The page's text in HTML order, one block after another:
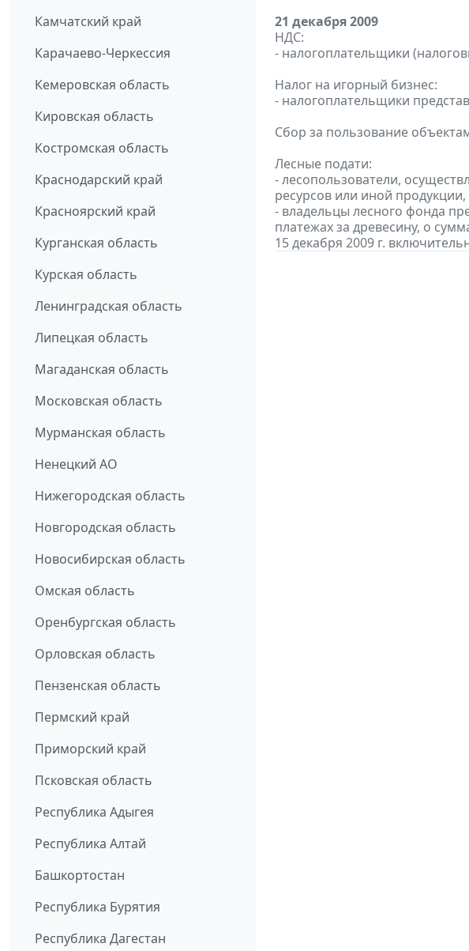
Камчатский край
Карачаево-Черкессия
Кемеровская область
Кировская область
Костромская область
Краснодарский край
Красноярский край
Курганская область
Курская область
Ленинградская область
Липецкая область
Магаданская область
Московская область
Мурманская область
Ненецкий АО
Нижегородская область
Новгородская область
Новосибирская область
Омская область
Оренбургская область
Орловская область
Пензенская область
Пермский край
Приморский край
Псковская область
Республика Адыгея
Республика Алтай
Башкортостан
Республика Бурятия
Республика Дагестан
21 декабря 2009
НДС:
- налогоплательщики
Налог на игорный бизнес:
- налогоплательщики
Сбор за пользование
Лесные подати:
- лесопользователи,
ресурсов или иной
- владельцы лесного фонда
платежах за древесину, о
15 декабря 2009 г.